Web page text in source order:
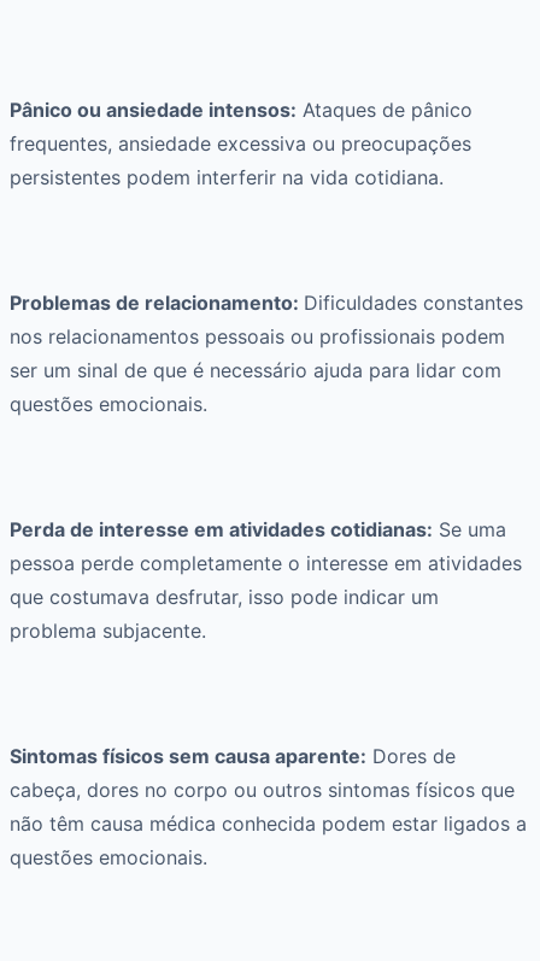
Pânico ou ansiedade intensos: Ataques de pânico
frequentes, ansiedade excessiva ou preocupações
persistentes podem interferir na vida cotidiana.
Problemas de relacionamento: Dificuldades constantes
nos relacionamentos pessoais ou profissionais podem
ser um sinal de que é necessário ajuda para lidar com
questões emocionais.
Perda de interesse em atividades cotidianas: Se uma
pessoa perde completamente o interesse em atividades
que costumava desfrutar, isso pode indicar um
problema subjacente.
Sintomas físicos sem causa aparente: Dores de
cabeça, dores no corpo ou outros sintomas físicos que
não têm causa médica conhecida podem estar ligados a
questões emocionais.